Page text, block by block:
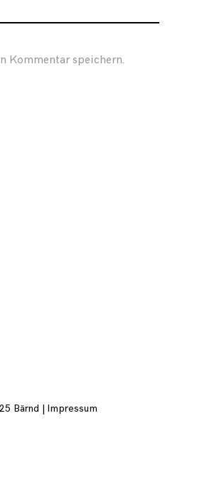
Kommentar speichern.
Bärnd | Impressum